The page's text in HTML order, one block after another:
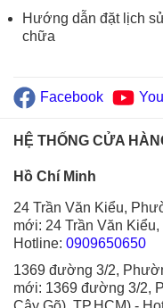
Hướng dẫn đặt lịch
chữa
Facebook
HỆ THỐNG CỬA
Hồ Chí Minh
24 Trần Văn Kiểu,
mới: 24 Trần Văn
Hotline: 0909650650
1369 đường 3/2,
mới: 1369 đường 3/2,